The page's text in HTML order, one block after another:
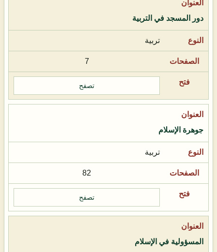
دور المسجد في التربية
تربية
7
تصفح
جوهرة الإسلام
تربية
82
تصفح
المسؤولية في الإسلام